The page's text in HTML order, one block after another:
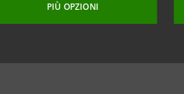
PIÙ OPZIONI